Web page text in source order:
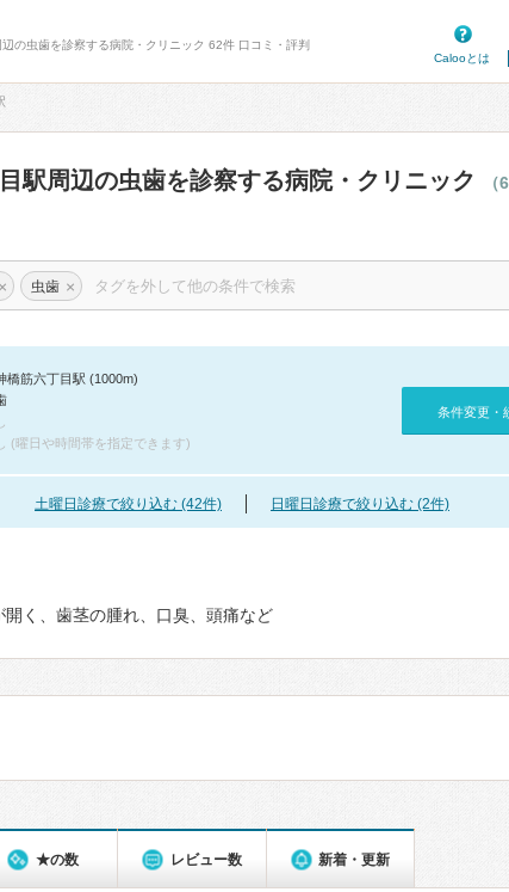
の虫歯を診察する病院・クリニック 62件 口コミ・評判
Calooとは
駅周辺の虫歯を診察する病院・クリニック
× 虫歯 ×
橋筋六丁目駅 (1000m)
(曜日や時間帯を指定できます)
条件変更・
土曜日診療で絞り込む (42件) 日曜日診療で絞り込む (2件)
く、歯茎の腫れ、口臭、頭痛など
★の数 レビュー数 新着・更新